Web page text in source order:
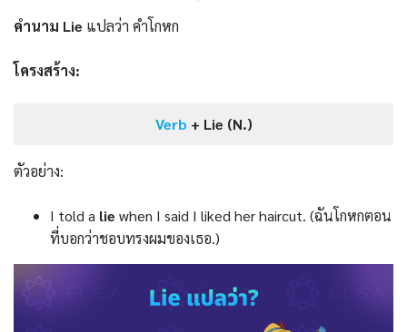
คำนาม Lie แปลว่า คำโกหก
โครงสร้าง:
Verb + Lie (N.)
ตัวอย่าง:
I told a lie when I said I liked her haircut. (ฉันโกหกตอน
ที่บอกว่าชอบทรงผมของเธอ.)